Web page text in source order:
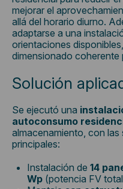
mejorar el
allá del horario diurno.
adaptarse a una
orientaciones
dimensionado coherente
Solución
Se ejecutó una
autoconsumo
almacenamiento, con
principales:
Instalación de 14
Wp (potencia FV total